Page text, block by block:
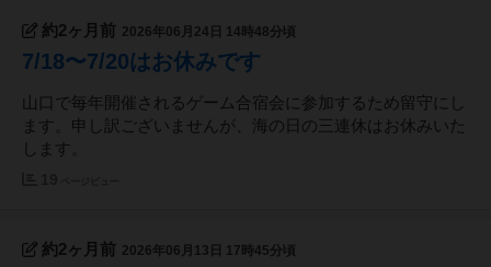
約2ヶ月前 2026年06月24日 14時48分頃
7/18〜7/20はお休みです
山口で毎年開催されるゲーム合宿会に参加するため留守にし
ます。申し訳ございませんが、海の日の三連休はお休みいた
します。
約2ヶ月前 2026年06月13日 17時45分頃